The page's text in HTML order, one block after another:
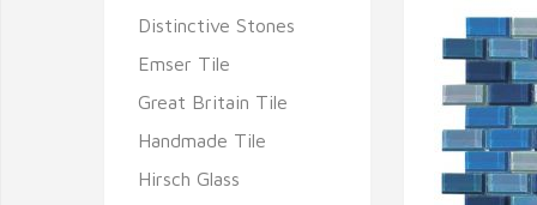
Distinctive Stones
Emser Tile
Great Britain Tile
Handmade Tile
Hirsch Glass